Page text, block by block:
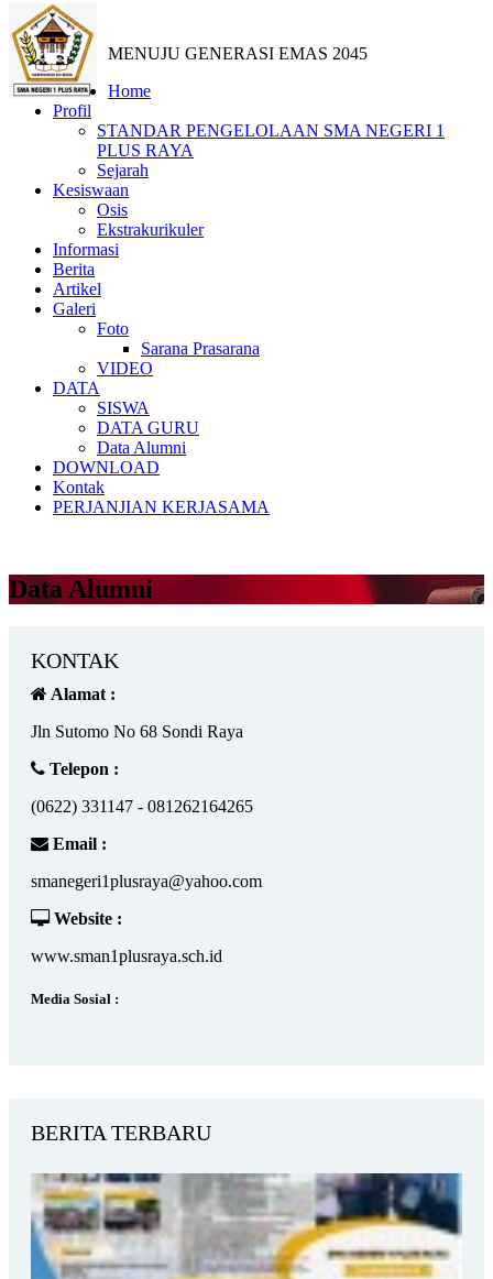
MENUJU GENERASI EMAS 2045
Home
Profil
STANDAR PENGELOLAAN SMA NEGERI 1
PLUS RAYA
Sejarah
Kesiswaan
Osis
Ekstrakurikuler
Informasi
Berita
Artikel
Galeri
Foto
Sarana Prasarana
VIDEO
DATA
SISWA
DATA GURU
Data Alumni
DOWNLOAD
Kontak
PERJANJIAN KERJASAMA
Data Alumni
KONTAK
Alamat :
Jln Sutomo No 68 Sondi Raya
Telepon :
(0622) 331147 - 081262164265
Email :
smanegeri1plusraya@yahoo.com
Website :
www.sman1plusraya.sch.id
Media Sosial :
BERITA TERBARU